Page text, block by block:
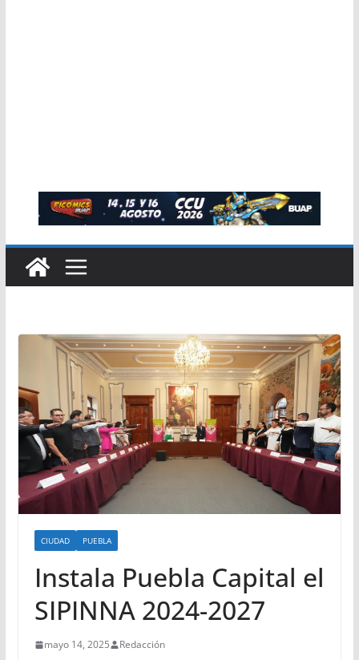
CIUDAD PUEBLA
Instala Puebla Capital el
SIPINNA 2024-2027
mayo 14, 2025 Redacción